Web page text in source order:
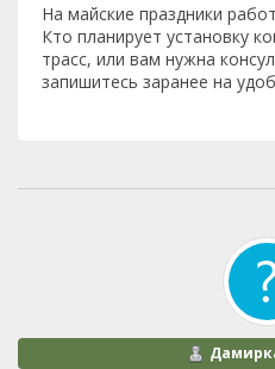
На майские праздники
Кто планирует установку
трасс, или вам нужна
запишитесь заранее на